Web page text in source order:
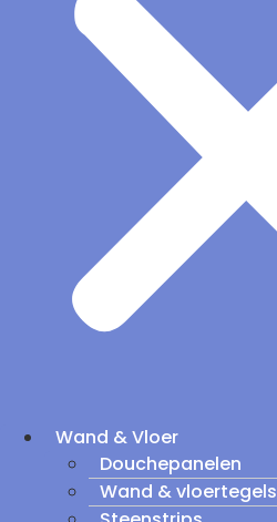
Wand & Vloer
Douchepanelen
Wand & vloertegels